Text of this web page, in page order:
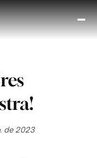
de 2023